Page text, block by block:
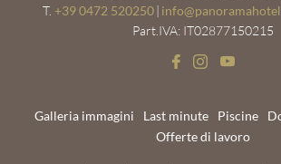
T. +39 0472 520250 | info@
Part.IVA: IT02877150215
Galleria immagini Last minute Piscine
Offerte di lavoro